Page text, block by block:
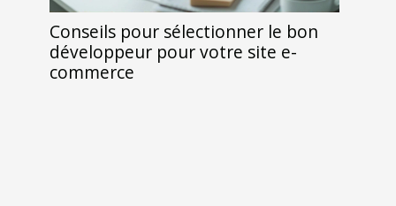
Conseils pour sélectionner le bon
développeur pour votre site e-
commerce